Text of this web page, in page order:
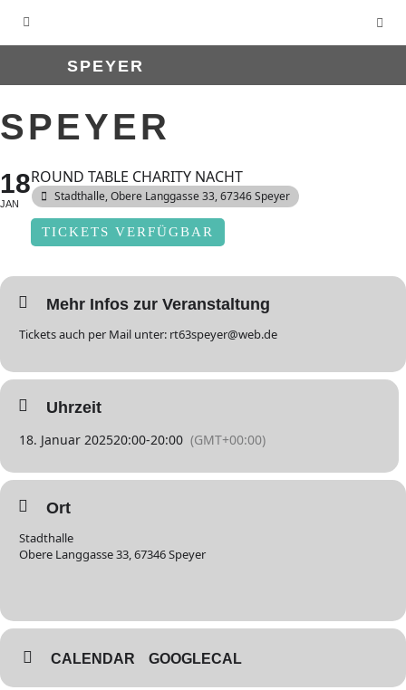
SPEYER
SPEYER
18
JAN
ROUND TABLE CHARITY NACHT
Stadthalle, Obere Langgasse 33, 67346 Speyer
TICKETS VERFÜGBAR
Mehr Infos zur Veranstaltung
Tickets auch per Mail unter: rt63speyer@web.de
Uhrzeit
18. Januar 202520:00-20:00 (GMT+00:00)
Ort
Stadthalle
Obere Langgasse 33, 67346 Speyer
CALENDAR GOOGLECAL